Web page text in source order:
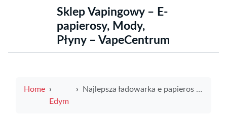
Sklep Vapingowy – E-
papierosy, Mody,
Płyny – VapeCentrum
Home
Edym
Najlepsza ładowarka e papieros jak wybrać odpowiedni model dla swoich potrzeb